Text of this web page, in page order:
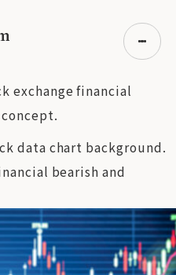
ン
面入り、金相場も弱気相場
exchange financial
data chart background.
bearish and